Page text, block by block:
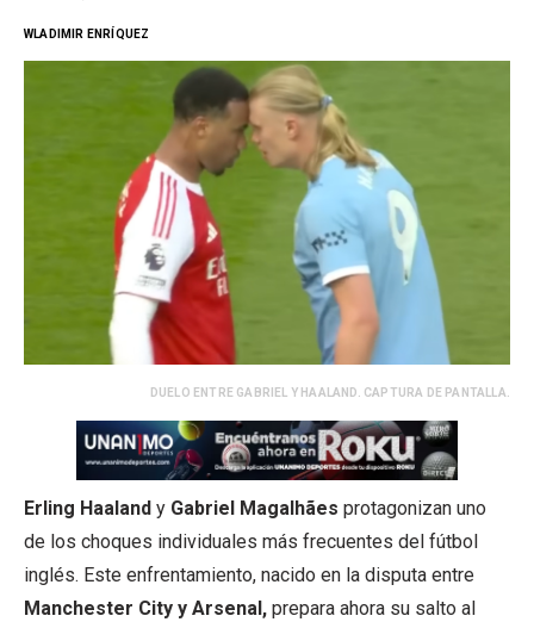
WLADIMIR ENRÍQUEZ
DUELO ENTRE GABRIEL Y HAALAND. CAPTURA DE PANTALLA.
Erling Haaland y Gabriel Magalhães protagonizan uno
de los choques individuales más frecuentes del fútbol
inglés. Este enfrentamiento, nacido en la disputa entre
Manchester City y Arsenal, prepara ahora su salto al